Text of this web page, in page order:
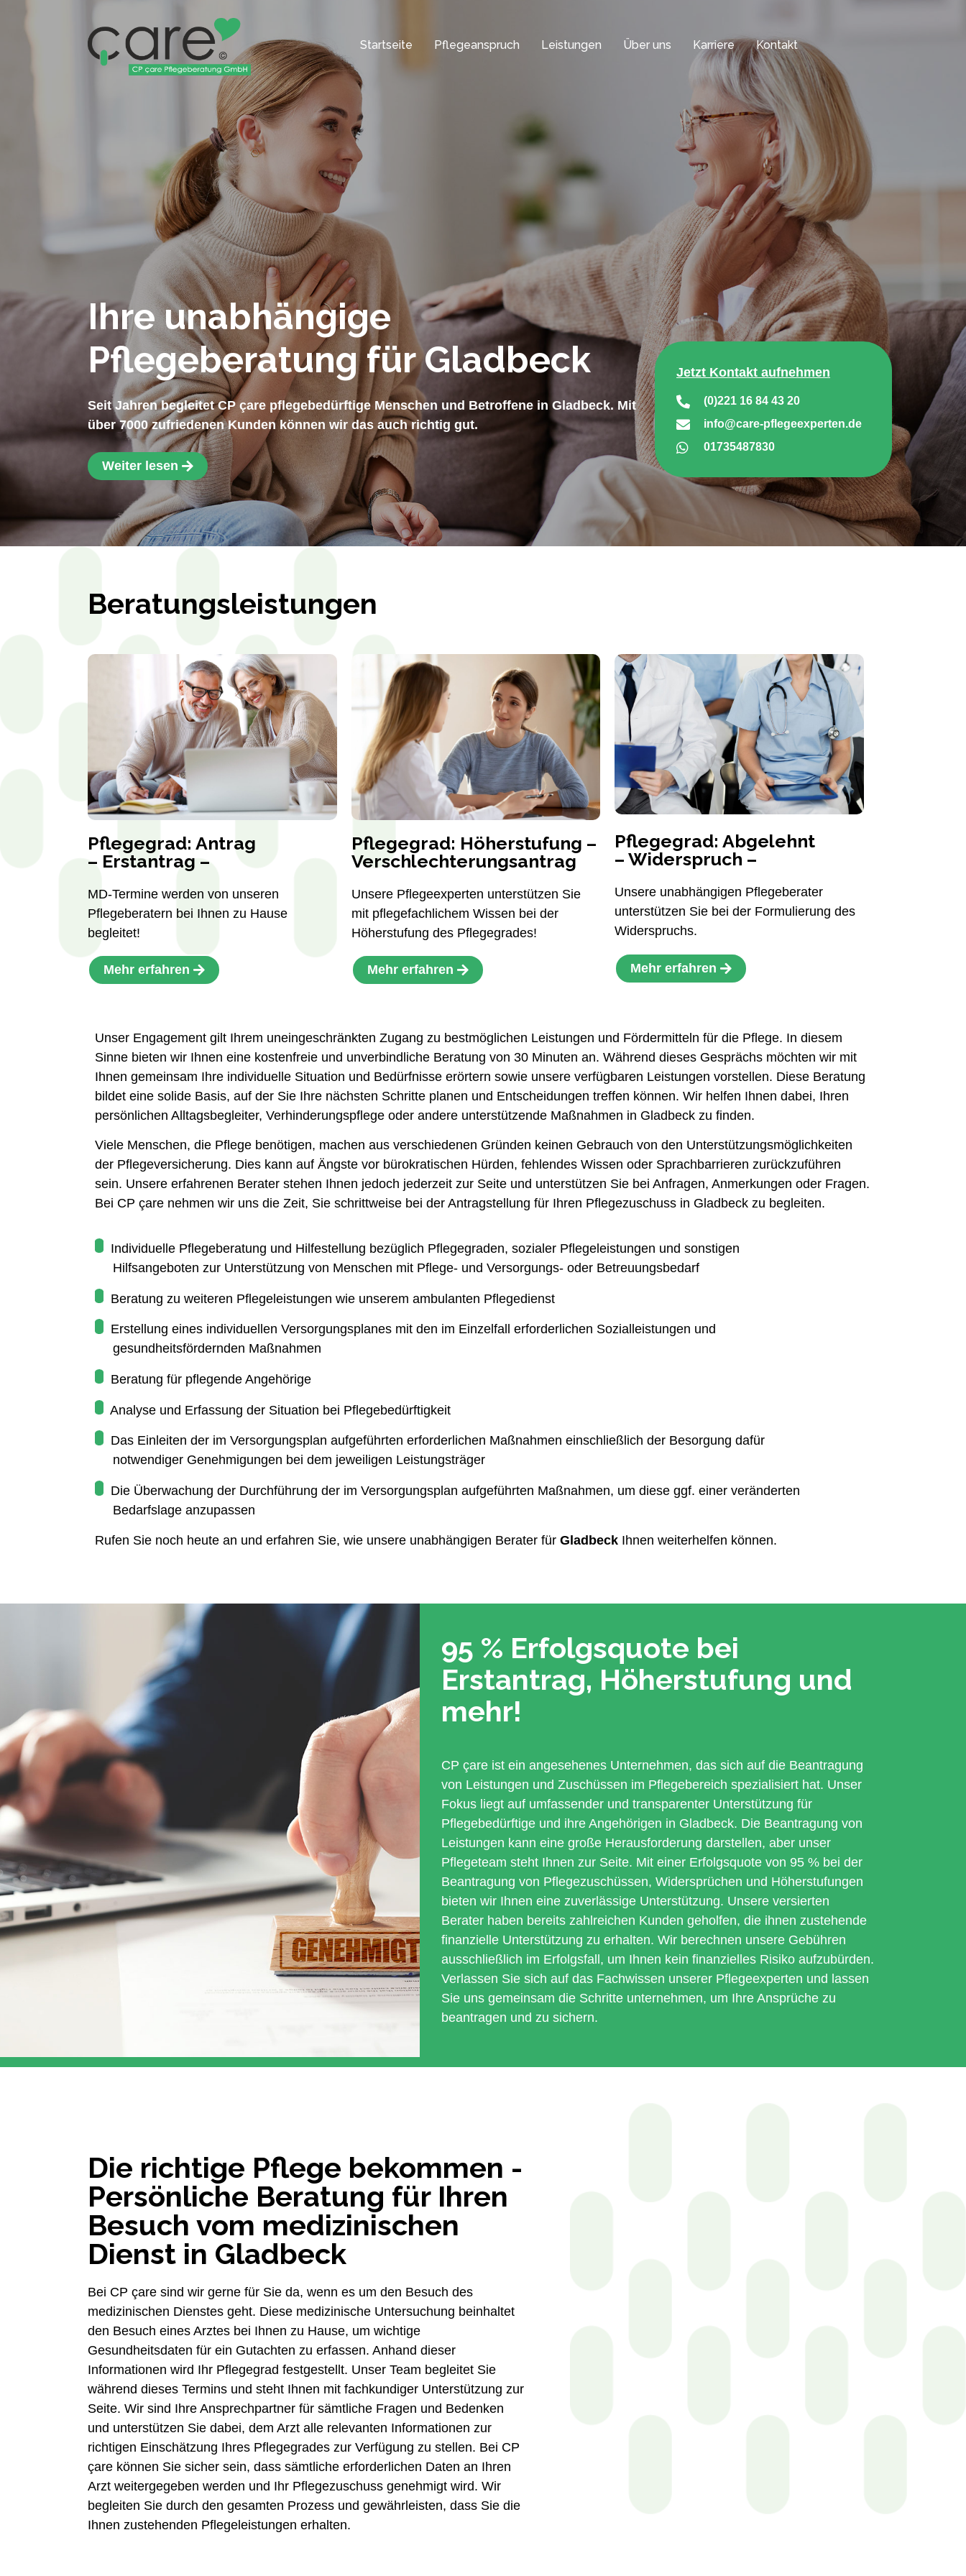
Startseite Pflegeanspruch Leistungen Über uns Karriere Kontakt
Ihre unabhängige
Pflegeberatung für Gladbeck
Seit Jahren begleitet CP çare pflegebedürftige Menschen und Betroffene in Gladbeck. Mit
über 7000 zufriedenen Kunden können wir das auch richtig gut.
Weiter lesen
Jetzt Kontakt aufnehmen
(0)221 16 84 43 20
info@care-pflegeexperten.de
01735487830
Beratungsleistungen
Pflegegrad: Antrag
– Erstantrag –
MD-Termine werden von unseren
Pflegeberatern bei Ihnen zu Hause
begleitet!
Mehr erfahren
Pflegegrad: Höherstufung –
Verschlechterungsantrag
Unsere Pflegeexperten unterstützen Sie
mit pflegefachlichem Wissen bei der
Höherstufung des Pflegegrades!
Mehr erfahren
Pflegegrad: Abgelehnt
– Widerspruch –
Unsere unabhängigen Pflegeberater
unterstützen Sie bei der Formulierung des
Widerspruchs.
Mehr erfahren
Unser Engagement gilt Ihrem uneingeschränkten Zugang zu bestmöglichen Leistungen und Fördermitteln für die Pflege. In diesem
Sinne bieten wir Ihnen eine kostenfreie und unverbindliche Beratung von 30 Minuten an. Während dieses Gesprächs möchten wir mit
Ihnen gemeinsam Ihre individuelle Situation und Bedürfnisse erörtern sowie unsere verfügbaren Leistungen vorstellen. Diese Beratung
bildet eine solide Basis, auf der Sie Ihre nächsten Schritte planen und Entscheidungen treffen können. Wir helfen Ihnen dabei, Ihren
persönlichen Alltagsbegleiter, Verhinderungspflege oder andere unterstützende Maßnahmen in Gladbeck zu finden.
Viele Menschen, die Pflege benötigen, machen aus verschiedenen Gründen keinen Gebrauch von den Unterstützungsmöglichkeiten
der Pflegeversicherung. Dies kann auf Ängste vor bürokratischen Hürden, fehlendes Wissen oder Sprachbarrieren zurückzuführen
sein. Unsere erfahrenen Berater stehen Ihnen jedoch jederzeit zur Seite und unterstützen Sie bei Anfragen, Anmerkungen oder Fragen.
Bei CP çare nehmen wir uns die Zeit, Sie schrittweise bei der Antragstellung für Ihren Pflegezuschuss in Gladbeck zu begleiten.
Individuelle Pflegeberatung und Hilfestellung bezüglich Pflegegraden, sozialer Pflegeleistungen und sonstigen
Hilfsangeboten zur Unterstützung von Menschen mit Pflege- und Versorgungs- oder Betreuungsbedarf
Beratung zu weiteren Pflegeleistungen wie unserem ambulanten Pflegedienst
Erstellung eines individuellen Versorgungsplanes mit den im Einzelfall erforderlichen Sozialleistungen und
gesundheitsfördernden Maßnahmen
Beratung für pflegende Angehörige
Analyse und Erfassung der Situation bei Pflegebedürftigkeit
Das Einleiten der im Versorgungsplan aufgeführten erforderlichen Maßnahmen einschließlich der Besorgung dafür
notwendiger Genehmigungen bei dem jeweiligen Leistungsträger
Die Überwachung der Durchführung der im Versorgungsplan aufgeführten Maßnahmen, um diese ggf. einer veränderten
Bedarfslage anzupassen
Rufen Sie noch heute an und erfahren Sie, wie unsere unabhängigen Berater für Gladbeck Ihnen weiterhelfen können.
95 % Erfolgsquote bei
Erstantrag, Höherstufung und
mehr!
CP çare ist ein angesehenes Unternehmen, das sich auf die Beantragung
von Leistungen und Zuschüssen im Pflegebereich spezialisiert hat. Unser
Fokus liegt auf umfassender und transparenter Unterstützung für
Pflegebedürftige und ihre Angehörigen in Gladbeck. Die Beantragung von
Leistungen kann eine große Herausforderung darstellen, aber unser
Pflegeteam steht Ihnen zur Seite. Mit einer Erfolgsquote von 95 % bei der
Beantragung von Pflegezuschüssen, Widersprüchen und Höherstufungen
bieten wir Ihnen eine zuverlässige Unterstützung. Unsere versierten
Berater haben bereits zahlreichen Kunden geholfen, die ihnen zustehende
finanzielle Unterstützung zu erhalten. Wir berechnen unsere Gebühren
ausschließlich im Erfolgsfall, um Ihnen kein finanzielles Risiko aufzubürden.
Verlassen Sie sich auf das Fachwissen unserer Pflegeexperten und lassen
Sie uns gemeinsam die Schritte unternehmen, um Ihre Ansprüche zu
beantragen und zu sichern.
Die richtige Pflege bekommen -
Persönliche Beratung für Ihren
Besuch vom medizinischen
Dienst in Gladbeck
Bei CP çare sind wir gerne für Sie da, wenn es um den Besuch des
medizinischen Dienstes geht. Diese medizinische Untersuchung beinhaltet
den Besuch eines Arztes bei Ihnen zu Hause, um wichtige
Gesundheitsdaten für ein Gutachten zu erfassen. Anhand dieser
Informationen wird Ihr Pflegegrad festgestellt. Unser Team begleitet Sie
während dieses Termins und steht Ihnen mit fachkundiger Unterstützung zur
Seite. Wir sind Ihre Ansprechpartner für sämtliche Fragen und Bedenken
und unterstützen Sie dabei, dem Arzt alle relevanten Informationen zur
richtigen Einschätzung Ihres Pflegegrades zur Verfügung zu stellen. Bei CP
çare können Sie sicher sein, dass sämtliche erforderlichen Daten an Ihren
Arzt weitergegeben werden und Ihr Pflegezuschuss genehmigt wird. Wir
begleiten Sie durch den gesamten Prozess und gewährleisten, dass Sie die
Ihnen zustehenden Pflegeleistungen erhalten.